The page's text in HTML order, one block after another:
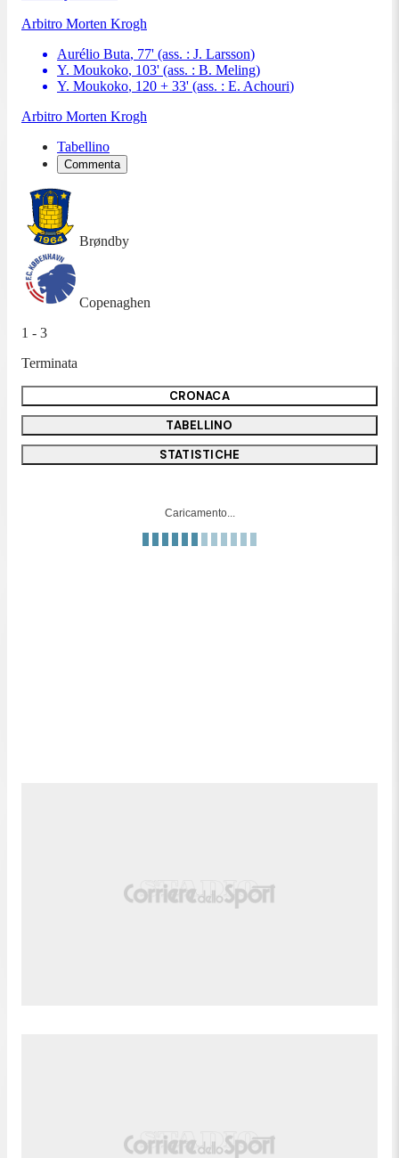
Arbitro Morten Krogh
Aurélio Buta, 77' (ass. : J. Larsson)
Y. Moukoko, 103' (ass. : B. Meling)
Y. Moukoko, 120 + 33' (ass. : E. Achouri)
Arbitro Morten Krogh
Tabellino
Commenta
Brøndby
Copenaghen
1 - 3
Terminata
CRONACA
TABELLINO
STATISTICHE
Caricamento...